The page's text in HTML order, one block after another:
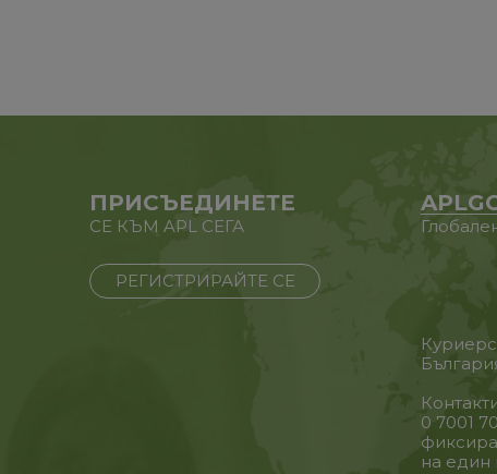
ПРИСЪЕДИНЕТЕ
СЕ КЪМ APL СЕГА
РЕГИСТРИРАЙТЕ СЕ
0 7001
на един